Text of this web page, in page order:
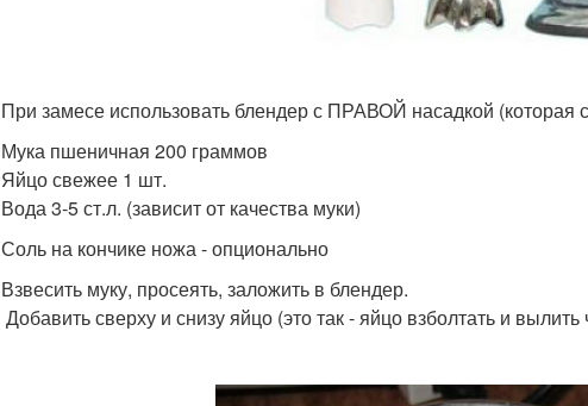
При замесе использовать блендер с ПРАВОЙ насадкой (которая
Мука пшеничная 200 граммов
Яйцо свежее 1 шт.
Вода 3-5 ст.л. (зависит от качества муки)
Соль на кончике ножа - опционально
Взвесить муку, просеять, заложить в блендер.
Добавить сверху и снизу яйцо (это так - яйцо взболтать и вылить